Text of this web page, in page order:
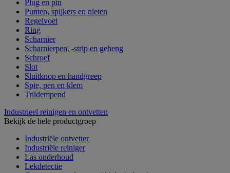
Plug en pin
Punten, spijkers en nieten
Regelvoet
Ring
Scharnier
Scharnierpen, -strip en geheng
Schroef
Slot
Sluitknop en handgreep
Spie, pen en klem
Trildempend
Industrieel reinigen en ontvetten
Bekijk de hele productgroep
Industriële ontvetter
Industriële reiniger
Las onderhoud
Lekdetectie